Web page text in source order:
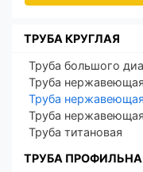
ТРУБА КРУГЛАЯ
Труба большого
Труба
Труба
Труба
Труба титановая
ТРУБА